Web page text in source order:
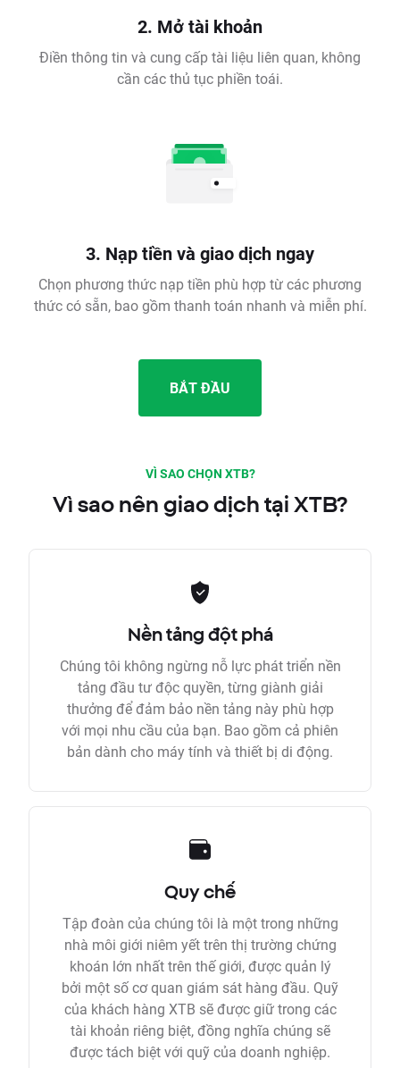
2. Mở tài khoản
Điền thông tin và cung cấp tài liệu liên quan, không
cần các thủ tục phiền toái.
3. Nạp tiền và giao dịch ngay
Chọn phương thức nạp tiền phù hợp từ các phương
thức có sẵn, bao gồm thanh toán nhanh và miễn phí.
BẮT ĐẦU
VÌ SAO CHỌN XTB?
Vì sao nên giao dịch tại XTB?
Nền tảng đột phá
Chúng tôi không ngừng nỗ lực phát triển nền
tảng đầu tư độc quyền, từng giành giải
thưởng để đảm bảo nền tảng này phù hợp
với mọi nhu cầu của bạn. Bao gồm cả phiên
bản dành cho máy tính và thiết bị di động.
Quy chế
Tập đoàn của chúng tôi là một trong những
nhà môi giới niêm yết trên thị trường chứng
khoán lớn nhất trên thế giới, được quản lý
bởi một số cơ quan giám sát hàng đầu. Quỹ
của khách hàng XTB sẽ được giữ trong các
tài khoản riêng biệt, đồng nghĩa chúng sẽ
được tách biệt với quỹ của doanh nghiệp.